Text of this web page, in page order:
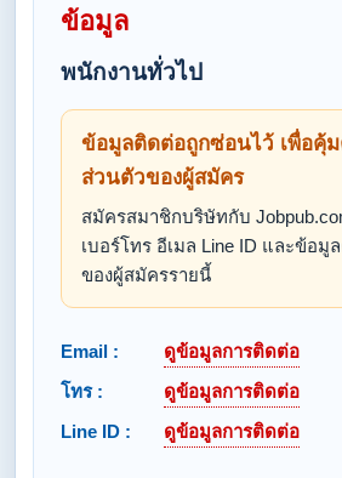
ข้อมูล
พนักงานทั่วไป
ข้อมูลติดต่อถูกซ่อนไว้ เพื่อคุ้
ส่วนตัวของผู้สมัคร
สมัครสมาชิกบริษัทกับ
เบอร์โทร อีเมล Line ID และข้อ
ของผู้สมัครรายนี้
Email :
ดูข้อมูลการติดต่อ
โทร :
ดูข้อมูลการติดต่อ
Line ID :
ดูข้อมูลการติดต่อ